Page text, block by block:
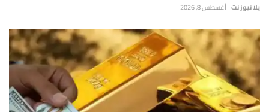
يلا نيوز نت أغسطس 8, 2026